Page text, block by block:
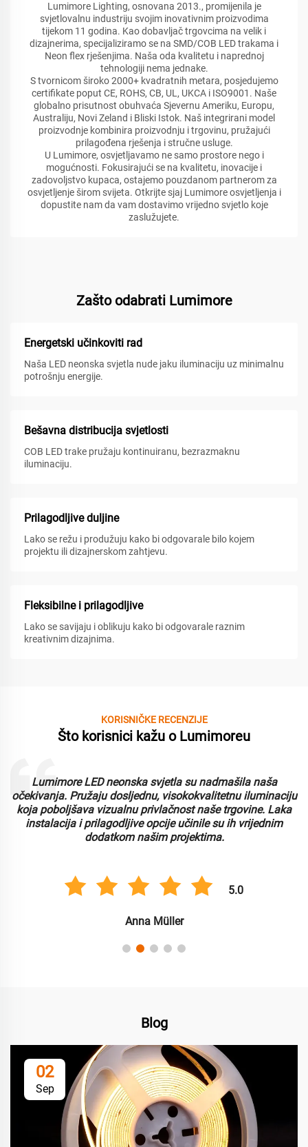
Lumimore Lighting, osnovana 2013., promijenila je
svjetlovalnu industriju svojim inovativnim proizvodima
tijekom 11 godina. Kao dobavljač trgovcima na velik i
dizajnerima, specijaliziramo se na SMD/COB LED trakama i
Neon flex rješenjima. Naša oda kvalitetu i naprednoj
tehnologiji nema jednake.
S tvornicom široko 2000+ kvadratnih metara, posjedujemo
certifikate poput CE, ROHS, CB, UL, UKCA i ISO9001. Naše
globalno prisutnost obuhvaća Sjevernu Ameriku, Europu,
Australiju, Novi Zeland i Bliski Istok. Naš integrirani model
proizvodnje kombinira proizvodnju i trgovinu, pružajući
prilagođena rješenja i stručne usluge.
U Lumimore, osvjetljavamo ne samo prostore nego i
mogućnosti. Fokusirajući se na kvalitetu, inovacije i
zadovoljstvo kupaca, ostajemo pouzdanom partnerom za
osvjetljenje širom svijeta. Otkrijte sjaj Lumimore osvjetljenja i
dopustite nam da vam dostavimo vrijedno svjetlo koje
zaslužujete.
Zašto odabrati Lumimore
Energetski učinkoviti rad
Naša LED neonska svjetla nude jaku iluminaciju uz minimalnu
potrošnju energije.
Bešavna distribucija svjetlosti
COB LED trake pružaju kontinuiranu, bezrazmaknu
iluminaciju.
Prilagodljive duljine
Lako se režu i produžuju kako bi odgovarale bilo kojem
projektu ili dizajnerskom zahtjevu.
Fleksibilne i prilagodljive
Lako se savijaju i oblikuju kako bi odgovarale raznim
kreativnim dizajnima.
KORISNIČKE RECENZIJE
Što korisnici kažu o Lumimoreu
Lumimore LED neonska svjetla su nadmašila naša
očekivanja. Pružaju dosljednu, visokokvalitetnu iluminaciju
koja poboljšava vizualnu privlačnost naše trgovine. Laka
instalacija i prilagodljive opcije učinile su ih vrijednim
dodatkom našim projektima.
5.0
Anna Müller
Blog
02
Sep